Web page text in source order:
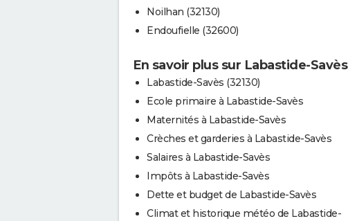
Noilhan (32130)
Endoufielle (32600)
En savoir plus sur Labastide-Savès
Labastide-Savès (32130)
Ecole primaire à Labastide-Savès
Maternités à Labastide-Savès
Crèches et garderies à Labastide-Savès
Salaires à Labastide-Savès
Impôts à Labastide-Savès
Dette et budget de Labastide-Savès
Climat et historique météo de Labastide-